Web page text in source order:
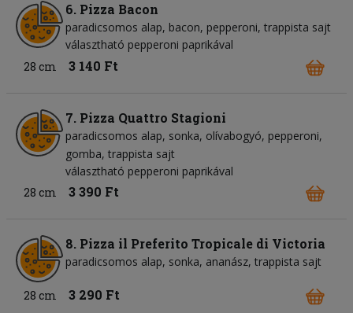
6. Pizza Bacon
paradicsomos alap bacon pepperoni trappista sajt
választható pepperoni paprikával
28 cm
3 140 Ft
7. Pizza Quattro Stagioni
paradicsomos alap sonka olívabogyó pepperoni
gomba trappista sajt
választható pepperoni paprikával
28 cm
3 390 Ft
8. Pizza il Preferito Tropicale di Victoria
paradicsomos alap sonka ananász trappista sajt
28 cm 3 290 Ft